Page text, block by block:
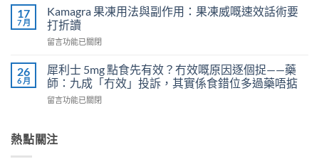
不
孕
嗎？
實
證
告
真
相，
利
士
怎
3
位
網
實
體
威
壯
（伐
地
非）
效
果、
服
印
17
7 月
Kamagra 果凍用法與副作用：果凍威嘅速效話術要
打折讀
在
果
凍
用
法
作
留言功能已關閉
26
6 月
犀利士 5mg 點食先有效？冇效嘅原因逐個捉——藥
師：九成「冇效」投訴，其實係食錯位多過藥唔掂
在
士
5mg
留言功能已關閉
熱點關注